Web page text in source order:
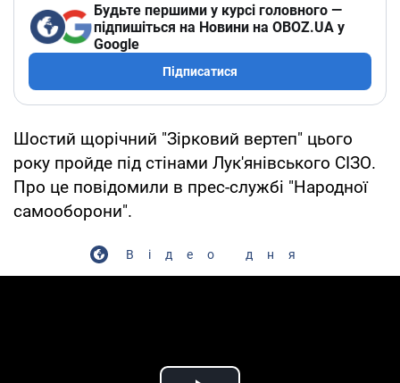
Будьте першими у курсі головного —
підпишіться на Новини на OBOZ.UA у
Google
Підписатися
Шостий щорічний "Зірковий вертеп" цього
року пройде під стінами Лук'янівського СІЗО.
Про це повідомили в прес-службі "Народної
самооборони".
Відео дня